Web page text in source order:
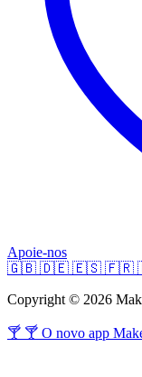
Apoie-nos
🇬🇧 🇩🇪 🇪🇸 🇫🇷
Copyright © 2026
🍸 🍸 O novo app